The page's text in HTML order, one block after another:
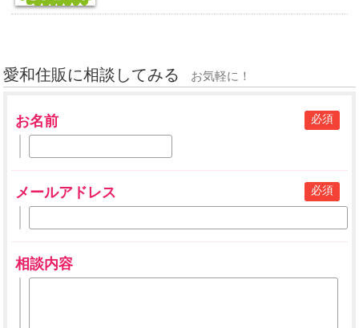
愛和住販に相談してみる お気軽に！
お名前 必須
メールアドレス 必須
相談内容